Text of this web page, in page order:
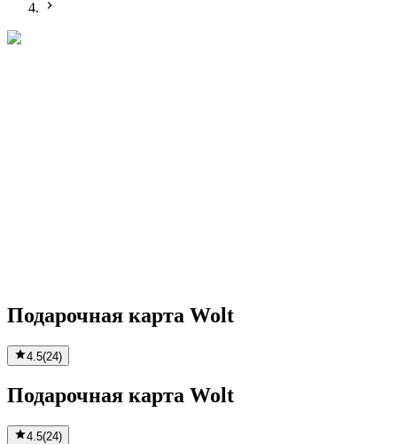
Подарочная карта Wolt
4.5(24)
Подарочная карта Wolt
4.5(24)